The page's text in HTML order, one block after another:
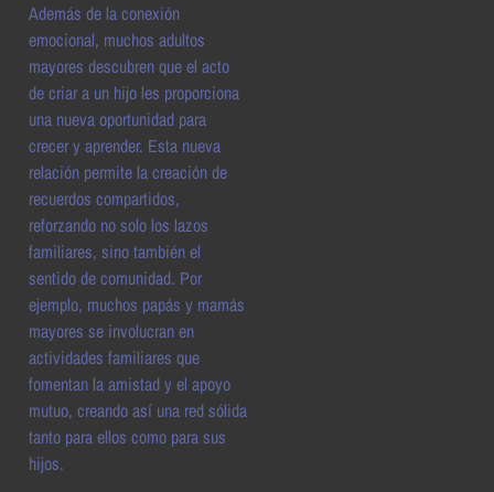
Además de la conexión
emocional, muchos adultos
mayores descubren que el acto
de criar a un hijo les proporciona
una nueva oportunidad para
crecer y aprender. Esta nueva
relación permite la creación de
recuerdos compartidos,
reforzando no solo los lazos
familiares, sino también el
sentido de comunidad. Por
ejemplo, muchos papás y mamás
mayores se involucran en
actividades familiares que
fomentan la amistad y el apoyo
mutuo, creando así una red sólida
tanto para ellos como para sus
hijos.